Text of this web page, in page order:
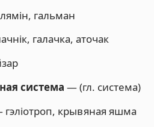
гальман
галачка, аточак
система — (гл. система)
крывяная яшма